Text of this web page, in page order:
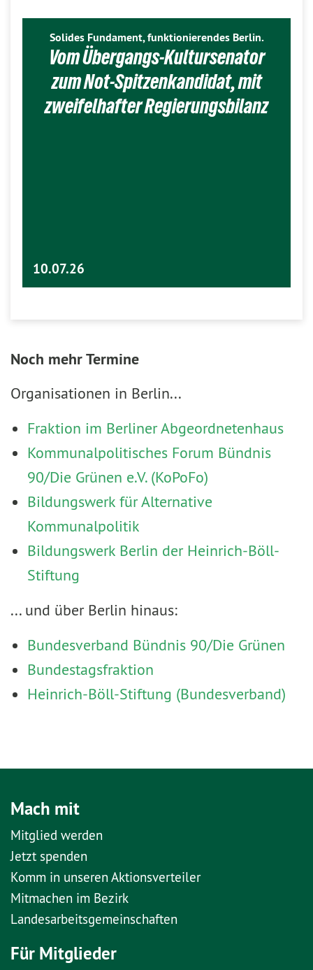
Solides Fundament, funktionierendes Berlin.
Vom Übergangs-Kultursenator
zum Not-Spitzenkandidat, mit
zweifelhafter Regierungsbilanz
10.07.26
Noch mehr Termine
Organisationen in Berlin...
Fraktion im Berliner Abgeordnetenhaus
Kommunalpolitisches Forum Bündnis
90/Die Grünen e.V. (KoPoFo)
Bildungswerk für Alternative
Kommunalpolitik
Bildungswerk Berlin der Heinrich-Böll-
Stiftung
... und über Berlin hinaus:
Bundesverband Bündnis 90/Die Grünen
Bundestagsfraktion
Heinrich-Böll-Stiftung (Bundesverband)
Mach mit
Mitglied werden
Jetzt spenden
Komm in unseren Aktionsverteiler
Mitmachen im Bezirk
Landesarbeitsgemeinschaften
Für Mitglieder